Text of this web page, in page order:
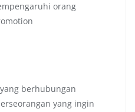
orang
berhubungan
yang ingin